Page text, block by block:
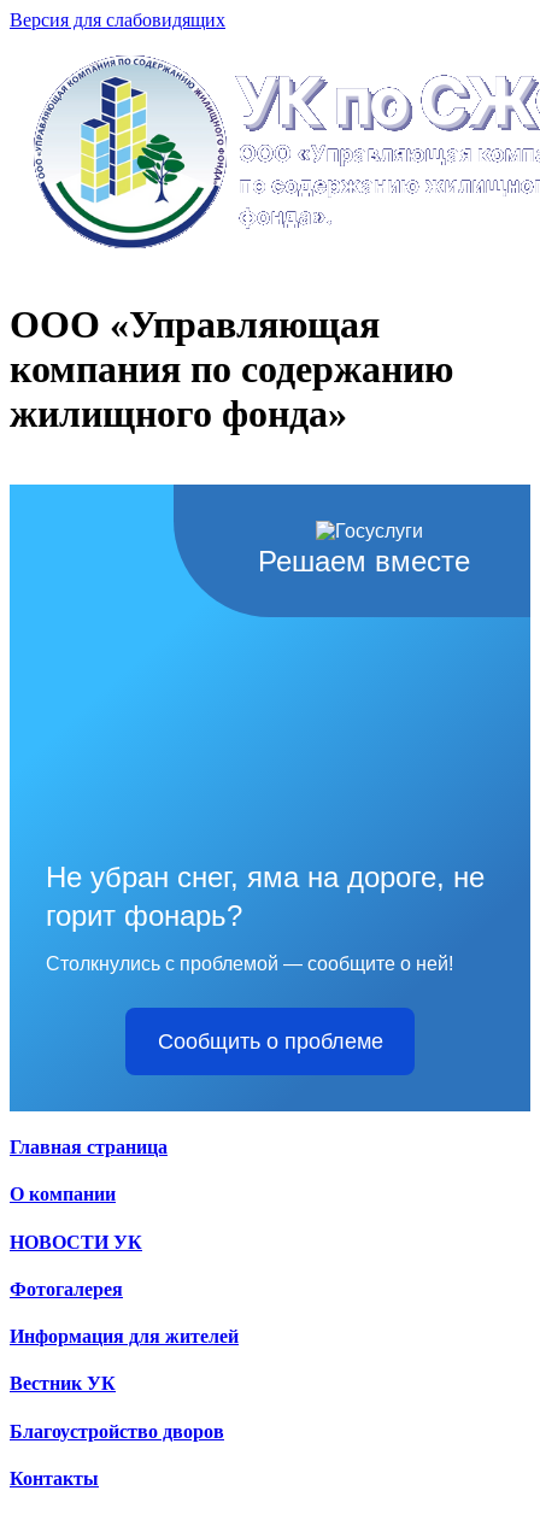
Версия для слабовидящих
ООО «Управляющая
компания по содержанию
жилищного фонда»
Решаем вместе
Не убран снег, яма на дороге, не
горит фонарь?
Столкнулись с проблемой — сообщите о ней!
Сообщить о проблеме
Главная страница
О компании
НОВОСТИ УК
Фотогалерея
Информация для жителей
Вестник УК
Благоустройство дворов
Контакты